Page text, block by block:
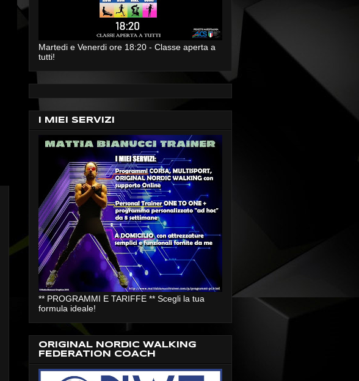
Martedi e Venerdi ore 18:20 - Classe aperta a
tutti!
I MIEI SERVIZI
** PROGRAMMI E TARIFFE ** Scegli la tua
formula ideale!
ORIGINAL NORDIC WALKING
FEDERATION COACH